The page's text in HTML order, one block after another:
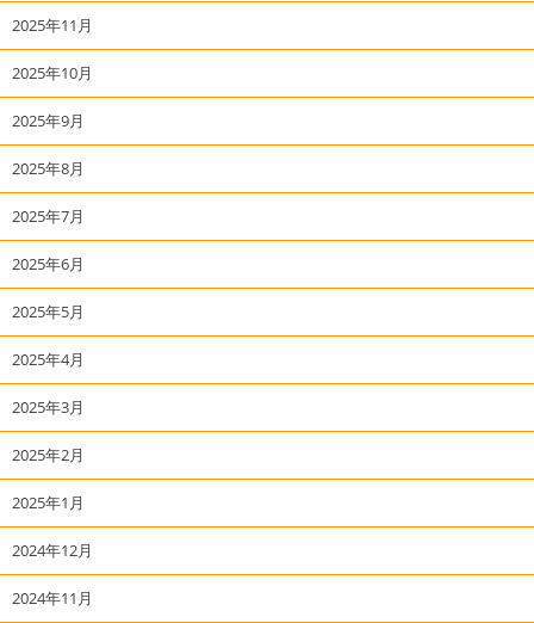
2025年11月
2025年10月
2025年9月
2025年8月
2025年7月
2025年6月
2025年5月
2025年4月
2025年3月
2025年2月
2025年1月
2024年12月
2024年11月